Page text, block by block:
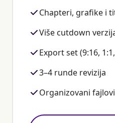
Chapteri, grafike i
Više cutdown
Export set (9:16,
3–4 runde revizija
Organizovani